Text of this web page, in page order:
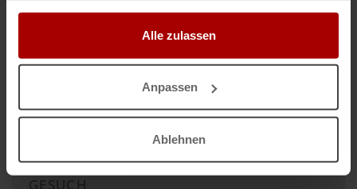
gesammelt haben.
Alle zulassen
Anpassen
Ablehnen
Gesuchin 70173, Stuttgart 14.05.2026
Dann lassen Sie sichkostenlosvon Unternehmen finden:
GESUCH